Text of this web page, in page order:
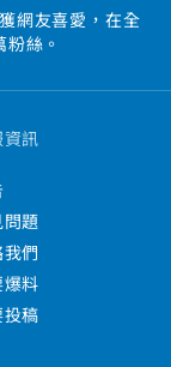
網友喜愛，在全
絲。
資訊
問題
們
爆料
投稿